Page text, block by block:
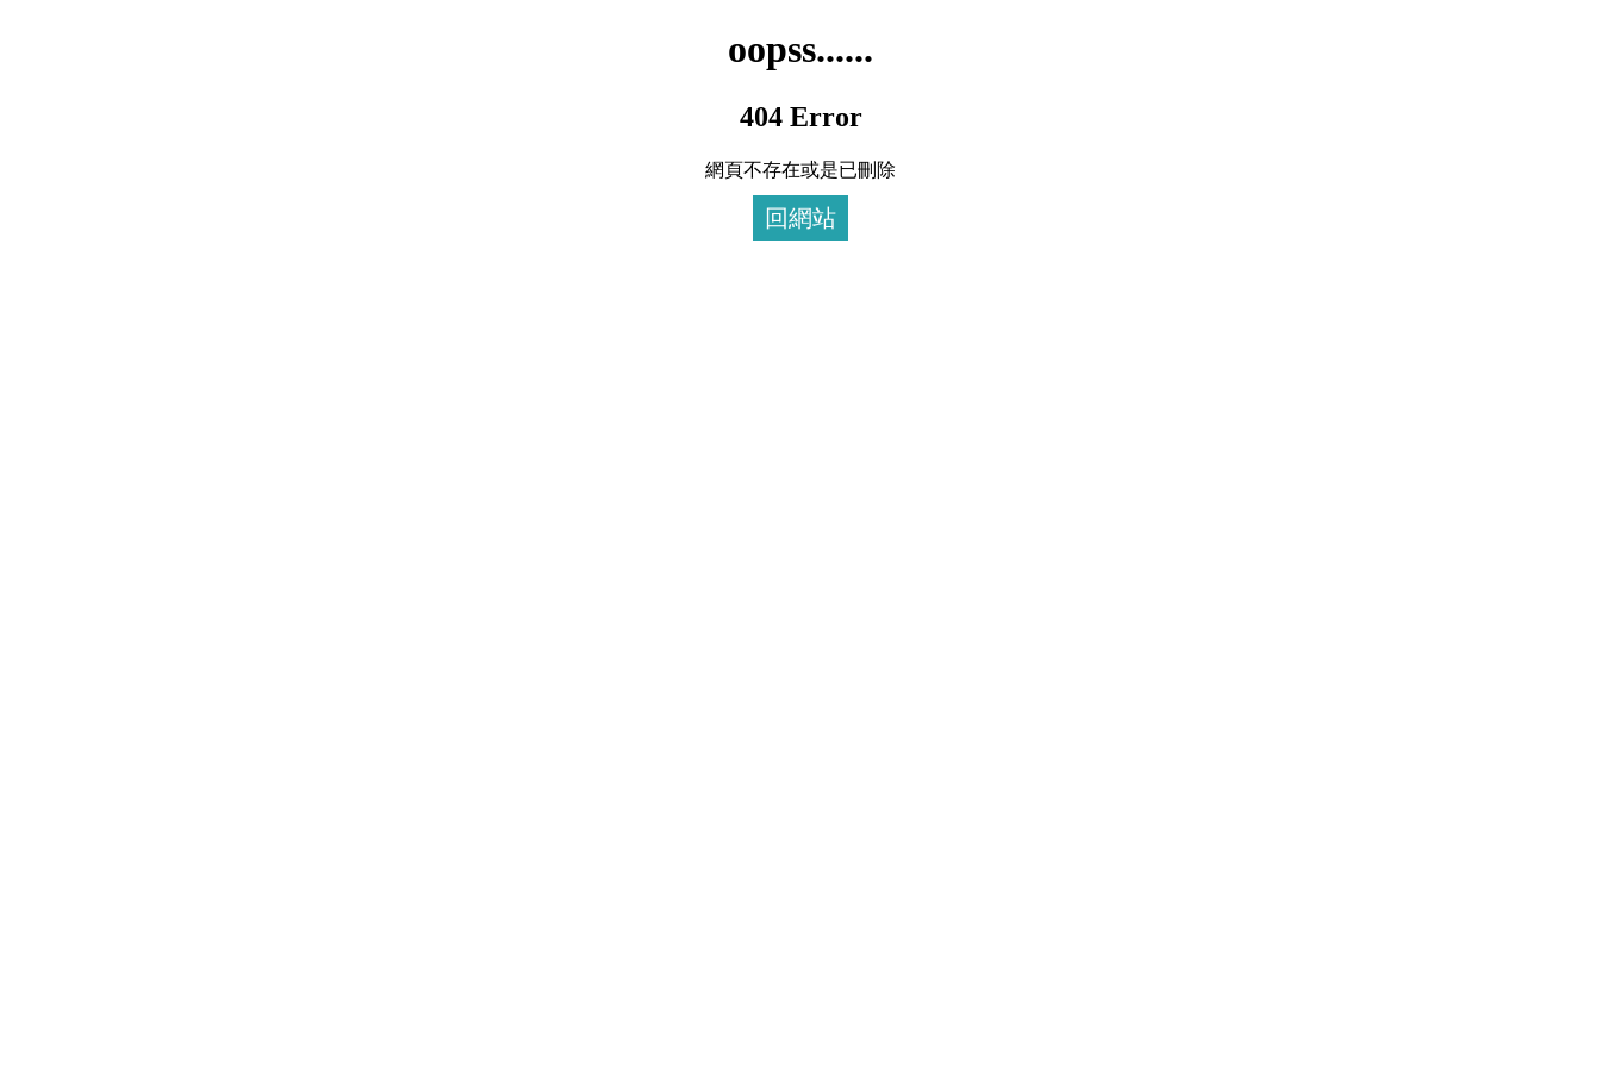
oopss......
404 Error
網頁不存在或是已刪除
回網站